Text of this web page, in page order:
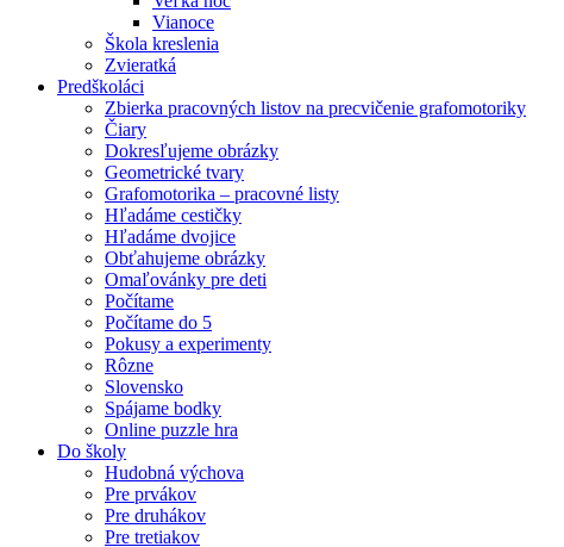
Vianoce
Škola kreslenia
Zvieratká
Predškoláci
Zbierka pracovných listov na precvičenie grafomotoriky
Čiary
Dokresľujeme obrázky
Geometrické tvary
Grafomotorika – pracovné listy
Hľadáme cestičky
Hľadáme dvojice
Obťahujeme obrázky
Omaľovánky pre deti
Počítame
Počítame do 5
Pokusy a experimenty
Rôzne
Slovensko
Spájame bodky
Online puzzle hra
Do školy
Hudobná výchova
Pre prvákov
Pre druhákov
Pre tretiakov